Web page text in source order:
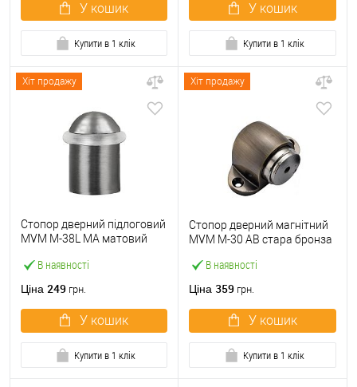
У кошик
Купити в 1 клік
У кошик
Купити в 1 клік
Хіт продажу
В наявності
Стопор дверний підлоговий
MVM M-38L MA матовий
Ціна 249 грн.
У кошик
Купити в 1 клік
Хіт продажу
В наявності
Стопор дверний магнітний
MVM M-30 AB стара бронза
Ціна 359 грн.
У кошик
Купити в 1 клік